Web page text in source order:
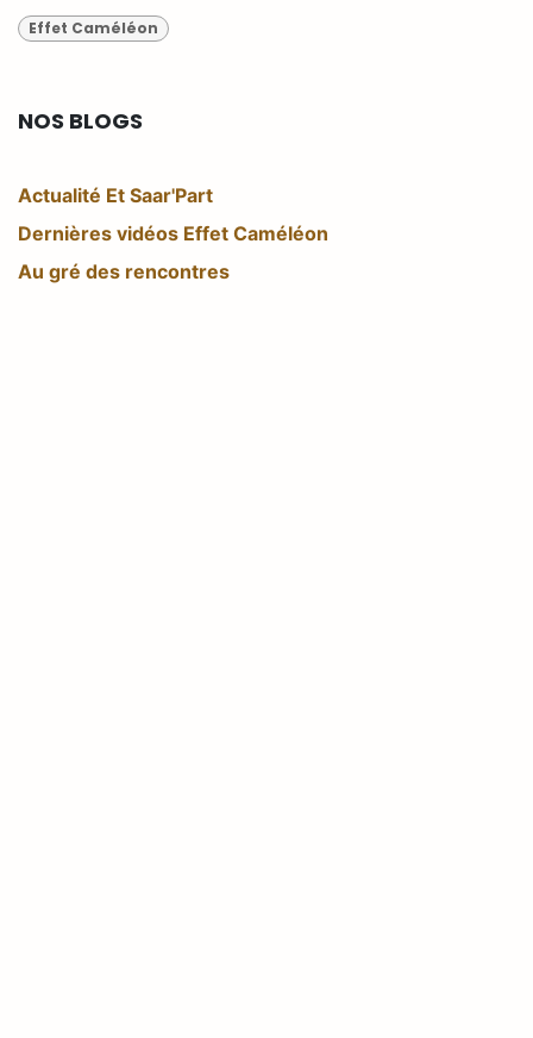
Effet Caméléon
NOS BLOGS
Actualité Et Saar'Part
Dernières vidéos Effet Caméléon
Au gré des rencontres